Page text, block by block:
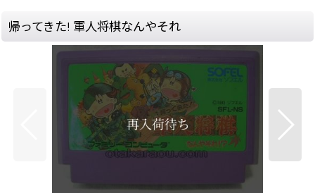
帰ってきた! 軍人将棋なんやそれ